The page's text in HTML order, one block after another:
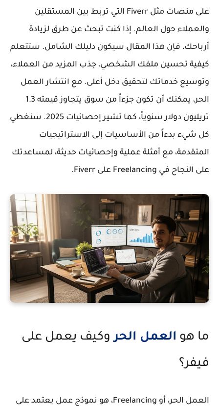
على منصات مثل Fiverr التي تربط بين المستقلين
والعملاء حول العالم. إذا كنت تبحث عن طرق لزيادة
أرباحك، فإن هذا المقال سيكون دليلك الشامل. ستتعلم
كيفية تحسين ملفك الشخصي، جذب المزيد من العملاء،
وتوسيع خدماتك لتحقيق دخل أعلى. مع انتشار العمل
الحر، يمكنك أن تكون جزءاً من سوق يتجاوز قيمته 1.3
تريليون دولار سنوياً، كما تشير إحصائيات 2025. سنغطي
كل شيء بدءاً من الأساسيات إلى الاستراتيجيات
المتقدمة، مع أمثلة عملية وإحصائيات حديثة، لمساعدتك
على النجاح في Freelancing على Fiverr.
ما هو العمل الحر وكيف يعمل على
فيفر؟
العمل الحر، أو Freelancing، هو نموذج عمل يعتمد على